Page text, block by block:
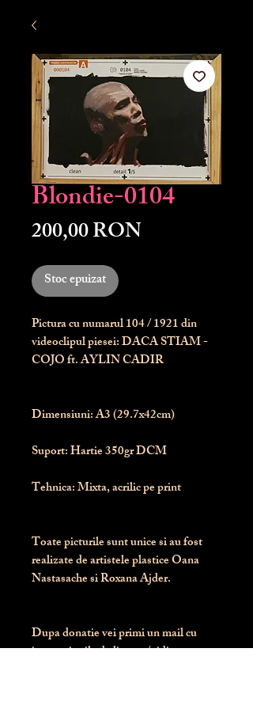
Blondie-0104
200,00 RONPreț
Stoc epuizat
Pictura cu numarul104/ 1921 din
videoclipul piesei: DACA STIAM -
COJO ft. AYLIN CADIR
Dimensiuni: A3 (29.7x42cm)
Suport: Hartie 350gr DCM
Tehnica: Mixta, acrilic pe print
Toate picturile sunt unice si au fost
realizate de artistele plastice Oana
Nastasache si Roxana Ajder.
Dupa donatie vei primi un mail cu
instructiunile de livrare / ridicare.